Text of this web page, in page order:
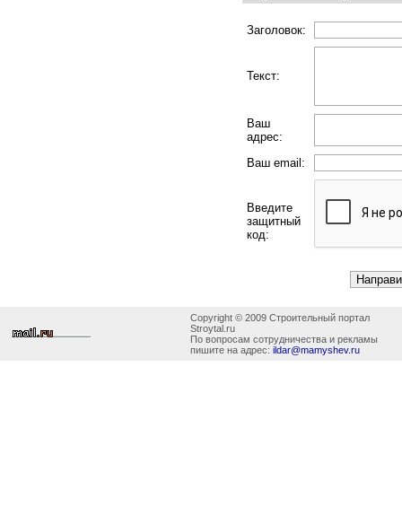
Заголовок:
Текст:
Ваш
адрес:
Ваш email:
Введите
защитный
код:
Copyright © 2009 Строительный портал
Stroytal.ru
По вопросам сотрудничества и рекламы
пишите на адрес: ildar@mamyshev.ru